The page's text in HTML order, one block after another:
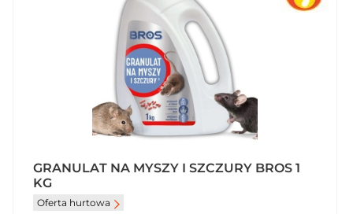
GRANULAT NA MYSZY I SZCZURY BROS 1
KG
Oferta hurtowa